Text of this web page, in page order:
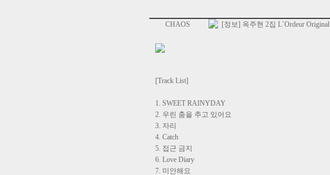
CHAOS [정보] 옥주현 2집 L`Ordeur Original
[Track List]
1. SWEET RAINYDAY
2. 우린 춤을 추고 있어요
3. 자리
4. Catch
5. 접근 금지
6. Love Diary
7. 미안해요